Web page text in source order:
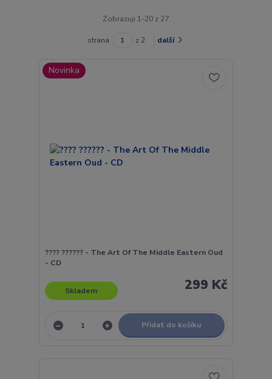
Zobrazuji 1-20 z 27
strana z 2 další
Novinka
???? ?????? - The Art Of The Middle Eastern Oud
- CD
299 Kč
Skladem
Přidat do košíku